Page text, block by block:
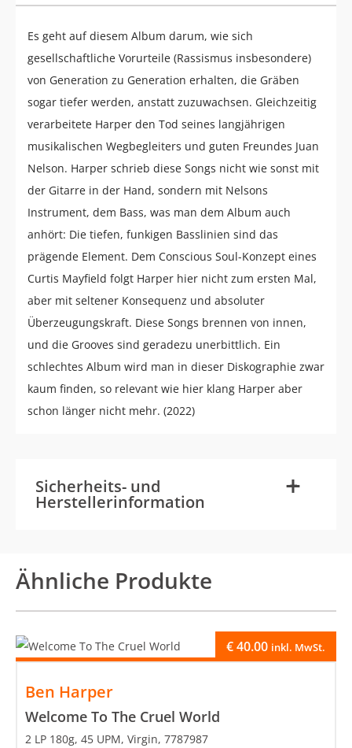
Es geht auf diesem Album darum, wie sich
gesellschaftliche Vorurteile (Rassismus insbesondere)
von Generation zu Generation erhalten, die Gräben
sogar tiefer werden, anstatt zuzuwachsen. Gleichzeitig
verarbeitete Harper den Tod seines langjährigen
musikalischen Wegbegleiters und guten Freundes Juan
Nelson. Harper schrieb diese Songs nicht wie sonst mit
der Gitarre in der Hand, sondern mit Nelsons
Instrument, dem Bass, was man dem Album auch
anhört: Die tiefen, funkigen Basslinien sind das
prägende Element. Dem Conscious Soul-Konzept eines
Curtis Mayfield folgt Harper hier nicht zum ersten Mal,
aber mit seltener Konsequenz und absoluter
Überzeugungskraft. Diese Songs brennen von innen,
und die Grooves sind geradezu unerbittlich. Ein
schlechtes Album wird man in dieser Diskographie zwar
kaum finden, so relevant wie hier klang Harper aber
schon länger nicht mehr. (2022)
Sicherheits- und
Herstellerinformation +
-
Ähnliche Produkte
Ben Harper
Welcome To The Cruel World
€40.00 inkl. MwSt.
2 LP 180g, 45 UPM, Virgin, 7787987